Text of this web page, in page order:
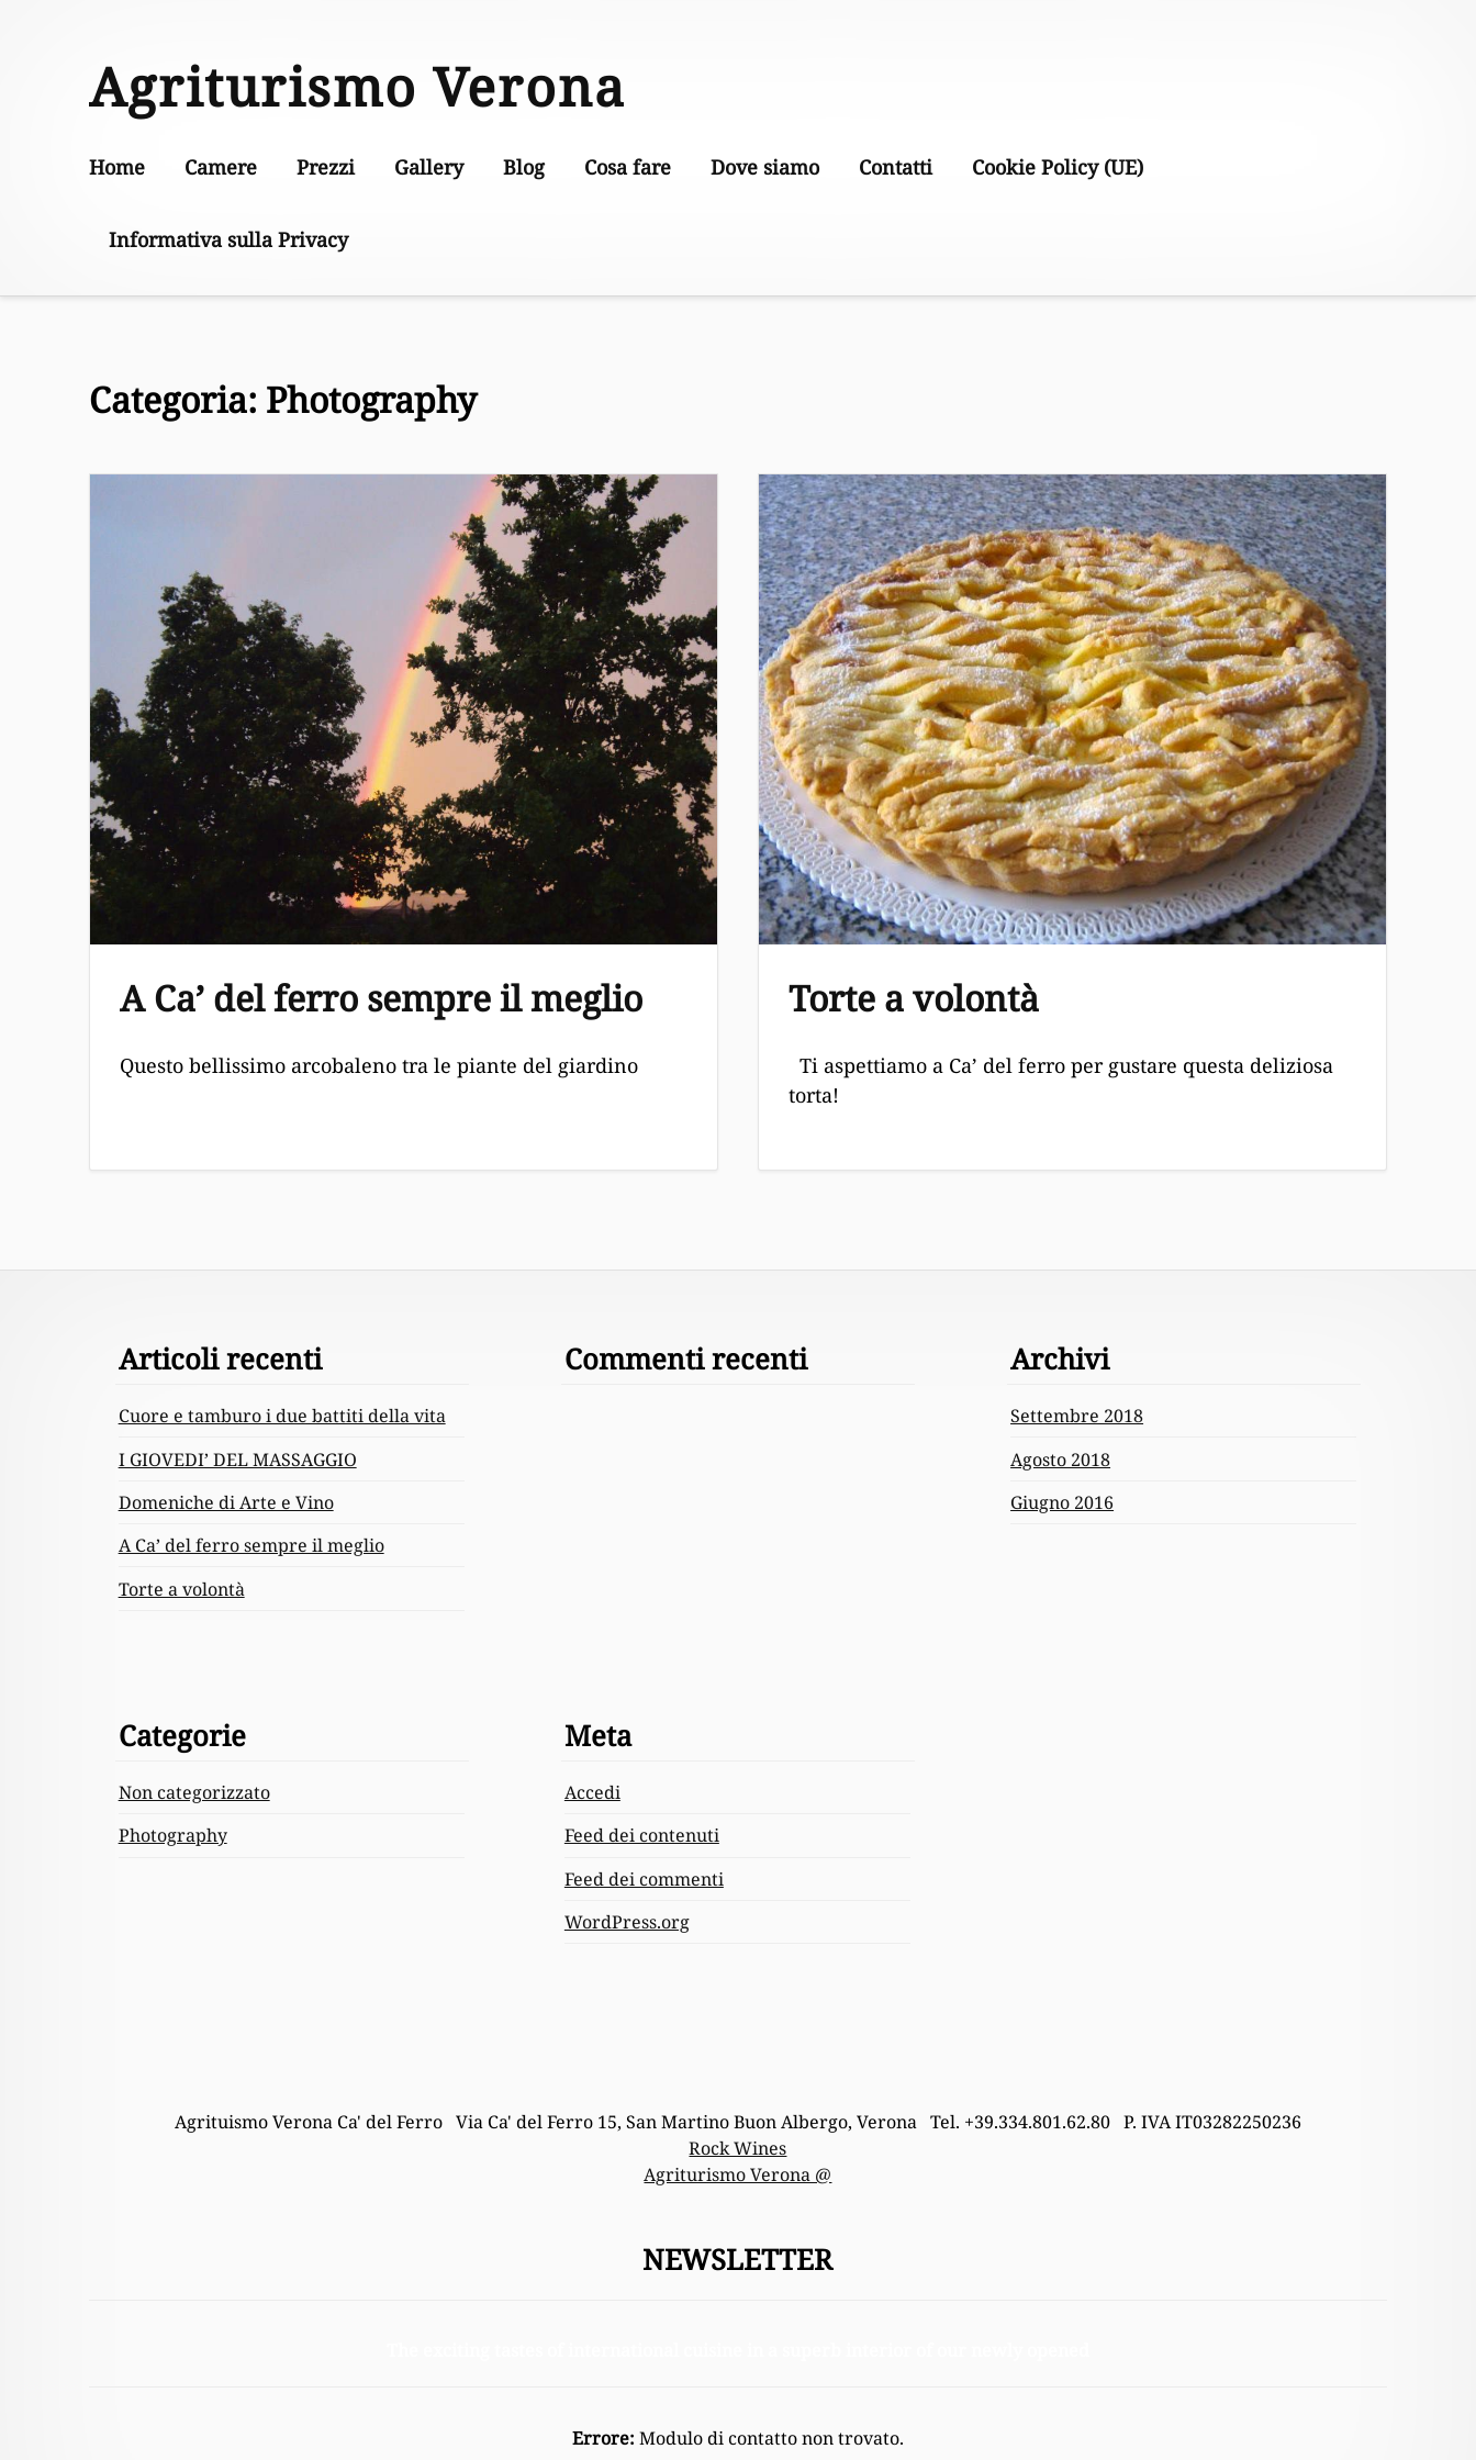
Agriturismo Verona
Home Camere Prezzi Gallery Blog Cosa fare Dove siamo Contatti Cookie Policy (UE)
Informativa sulla Privacy
Categoria: Photography
A Ca’ del ferro sempre il meglio
Questo bellissimo arcobaleno tra le piante del giardino
Torte a volontà
Ti aspettiamo a Ca’ del ferro per gustare questa deliziosa
torta!
Articoli recenti
Cuore e tamburo i due battiti della vita
I GIOVEDI’ DEL MASSAGGIO
Domeniche di Arte e Vino
A Ca’ del ferro sempre il meglio
Torte a volontà
Commenti recenti Archivi
Settembre 2018
Agosto 2018
Giugno 2016
Categorie
Non categorizzato
Photography
Meta
Accedi
Feed dei contenuti
Feed dei commenti
WordPress.org
Agrituismo Verona Ca' del Ferro Via Ca' del Ferro 15, San Martino Buon Albergo, Verona Tel. +39.334.801.62.80 P. IVA IT03282250236
Rock Wines
Agriturismo Verona @
NEWSLETTER
Errore: Modulo di contatto non trovato.